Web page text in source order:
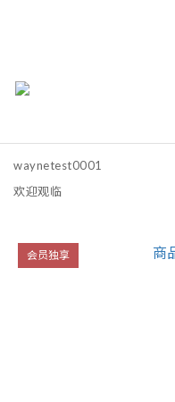
waynetest0001
欢迎观临
会员独享